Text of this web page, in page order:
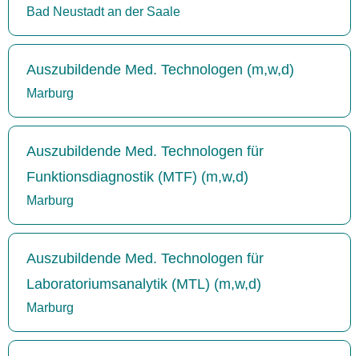
Bad Neustadt an der Saale
Auszubildende Med. Technologen (m,w,d)
Marburg
Auszubildende Med. Technologen für
Funktionsdiagnostik (MTF) (m,w,d)
Marburg
Auszubildende Med. Technologen für
Laboratoriumsanalytik (MTL) (m,w,d)
Marburg